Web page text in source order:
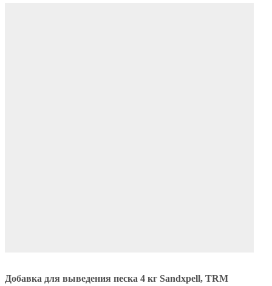
Добавка для выведения песка 4 кг Sandxpell, TRM